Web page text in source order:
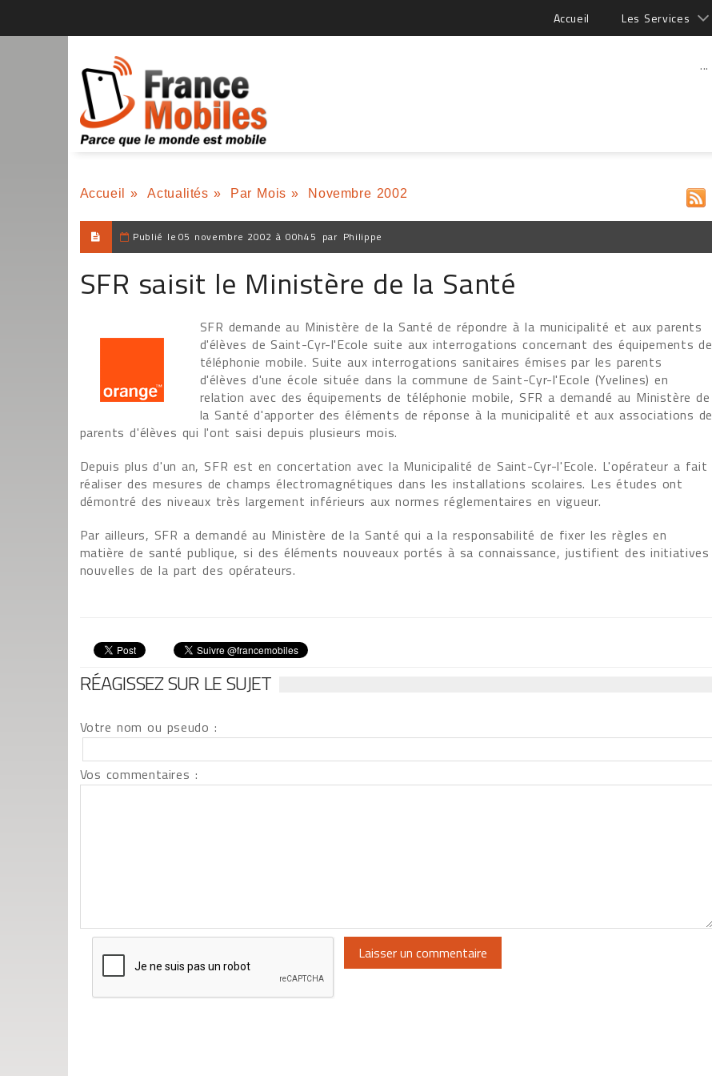
Accueil Les Services
...
Accueil » Actualités » Par Mois » Novembre 2002
Publié le 05 novembre 2002 à 00h45 par Philippe
SFR saisit le Ministère de la Santé
SFR demande au Ministère de la Santé de répondre à la municipalité et aux parents
d'élèves de Saint-Cyr-l'Ecole suite aux interrogations concernant des équipements de
téléphonie mobile. Suite aux interrogations sanitaires émises par les parents
d'élèves d'une école située dans la commune de Saint-Cyr-l'Ecole (Yvelines) en
relation avec des équipements de téléphonie mobile, SFR a demandé au Ministère de
la Santé d'apporter des éléments de réponse à la municipalité et aux associations de
parents d'élèves qui l'ont saisi depuis plusieurs mois.
Depuis plus d'un an, SFR est en concertation avec la Municipalité de Saint-Cyr-l'Ecole. L'opérateur a fait
réaliser des mesures de champs électromagnétiques dans les installations scolaires. Les études ont
démontré des niveaux très largement inférieurs aux normes réglementaires en vigueur.
Par ailleurs, SFR a demandé au Ministère de la Santé qui a la responsabilité de fixer les règles en
matière de santé publique, si des éléments nouveaux portés à sa connaissance, justifient des initiatives
nouvelles de la part des opérateurs.
RÉAGISSEZ SUR LE SUJET
Votre nom ou pseudo :
Vos commentaires :